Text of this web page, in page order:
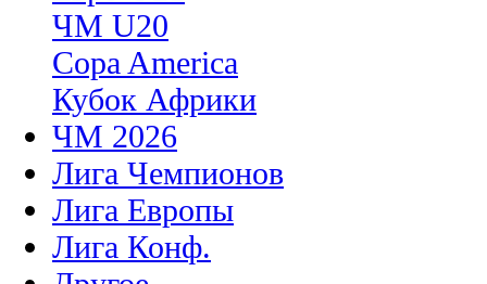
ЧМ U20
Copa America
Кубок Африки
ЧМ 2026
Лига Чемпионов
Лига Европы
Лига Конф.